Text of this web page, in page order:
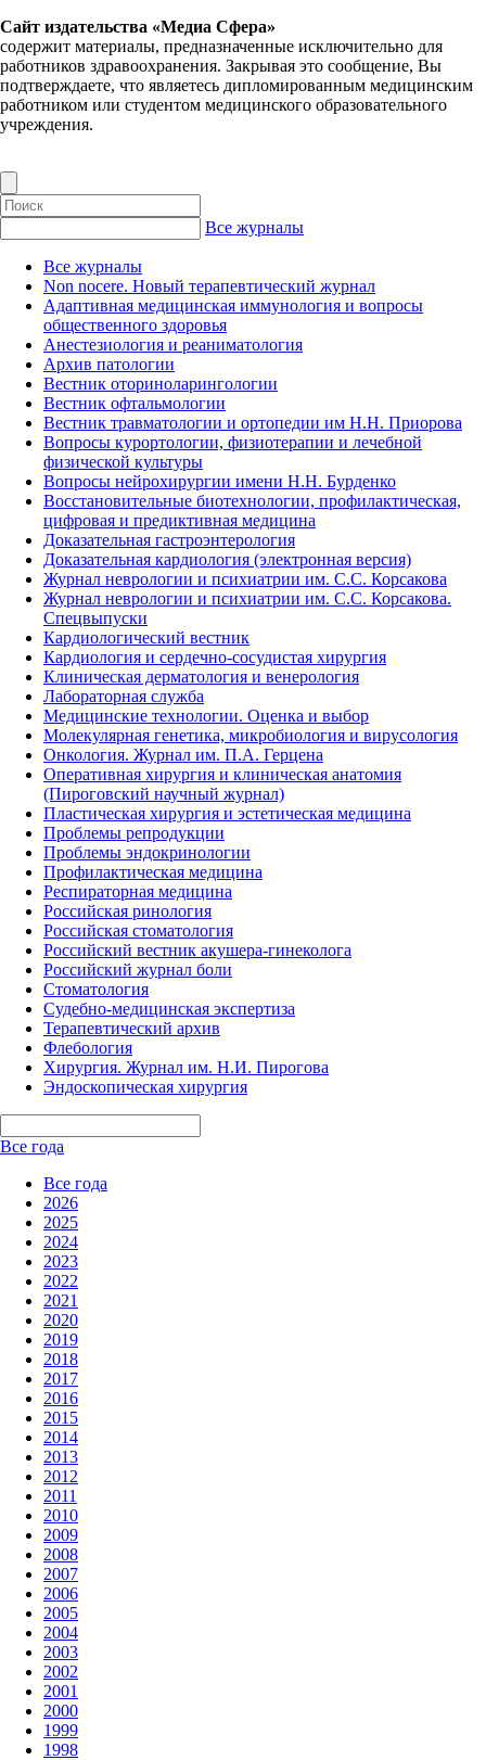
Сайт издательства «Медиа Сфера»
содержит материалы, предназначенные исключительно для
работников здравоохранения. Закрывая это сообщение, Вы
подтверждаете, что являетесь дипломированным медицинским
работником или студентом медицинского образовательного
учреждения.
Все журналы
Все журналы
Non nocere. Новый терапевтический журнал
Адаптивная медицинская иммунология и вопросы
общественного здоровья
Анестезиология и реаниматология
Архив патологии
Вестник оториноларингологии
Вестник офтальмологии
Вестник травматологии и ортопедии им Н.Н. Приорова
Вопросы курортологии, физиотерапии и лечебной
физической культуры
Вопросы нейрохирургии имени Н.Н. Бурденко
Восстановительные биотехнологии, профилактическая,
цифровая и предиктивная медицина
Доказательная гастроэнтерология
Доказательная кардиология (электронная версия)
Журнал неврологии и психиатрии им. С.С. Корсакова
Журнал неврологии и психиатрии им. С.С. Корсакова.
Спецвыпуски
Кардиологический вестник
Кардиология и сердечно-сосудистая хирургия
Клиническая дерматология и венерология
Лабораторная служба
Медицинские технологии. Оценка и выбор
Молекулярная генетика, микробиология и вирусология
Онкология. Журнал им. П.А. Герцена
Оперативная хирургия и клиническая анатомия
(Пироговский научный журнал)
Пластическая хирургия и эстетическая медицина
Проблемы репродукции
Проблемы эндокринологии
Профилактическая медицина
Респираторная медицина
Российская ринология
Российская стоматология
Российский вестник акушера-гинеколога
Российский журнал боли
Стоматология
Судебно-медицинская экспертиза
Терапевтический архив
Флебология
Хирургия. Журнал им. Н.И. Пирогова
Эндоскопическая хирургия
Все года
Все года
2026
2025
2024
2023
2022
2021
2020
2019
2018
2017
2016
2015
2014
2013
2012
2011
2010
2009
2008
2007
2006
2005
2004
2003
2002
2001
2000
1999
1998